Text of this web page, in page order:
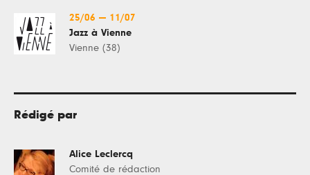
25/06 — 11/07
Jazz à Vienne
Vienne (38)
Rédigé par
Alice Leclercq
Comité de rédaction